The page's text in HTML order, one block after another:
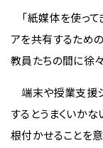
「紙媒体を使って
アを共有するため
教員たちの間に徐々
端末や授業支援
するとうまくいかな
根付かせることを